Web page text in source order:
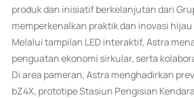
produk dan inisiatif berkelanjutan dari
memperkenalkan praktik dan inovasi
Melalui tampilan LED interaktif, Astra
penguatan ekonomi sirkular, serta
Di area pameran, Astra menghadirkan
bZ4X, prototipe Stasiun Pengisian